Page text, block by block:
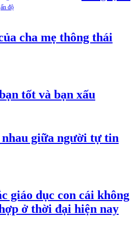
ấn độ
cha mẹ thông thái
tốt và bạn xấu
giữa người tự tin
giáo dục con cái không
ở thời đại hiện nay